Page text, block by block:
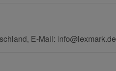
E-Mail: info@lexmark.de